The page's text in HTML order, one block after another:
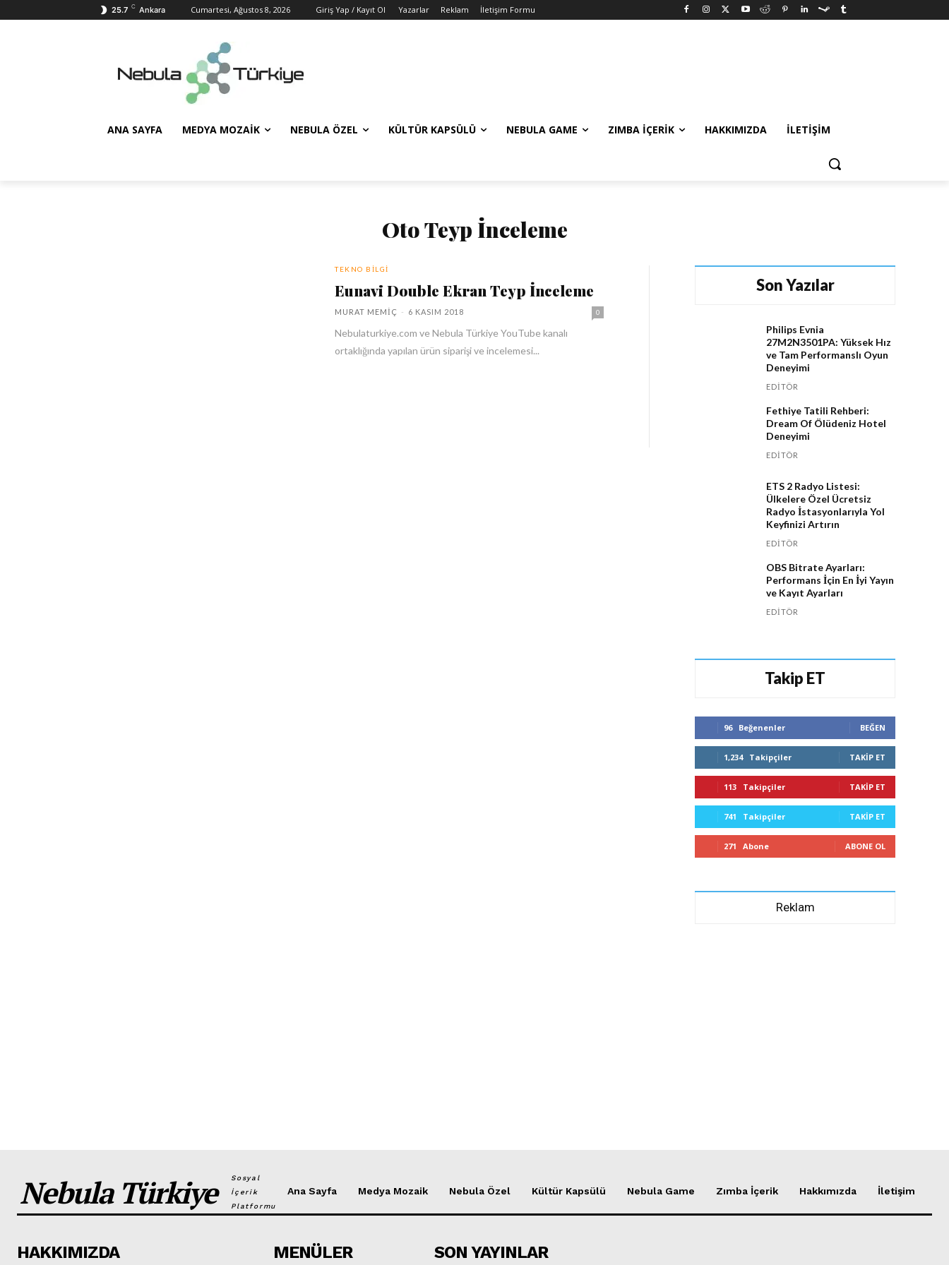
25.7 C Ankara Cumartesi, Ağustos 8, 2026 Giriş Yap / Kayıt Ol Yazarlar Reklam İletişim Formu
ANA SAYFA MEDYA MOZAIK NEBULA ÖZEL KÜLTÜR KAPSÜLÜ NEBULA GAME ZIMBA İÇERIK HAKKIMIZDA İLETIŞIM
Oto Teyp İnceleme
TEKNO BILGI
Eunavi Double Ekran Teyp İnceleme
MURAT MEMIÇ - 6 KASIM 2018 0
Nebulaturkiye.com ve Nebula Türkiye YouTube kanalı
ortaklığında yapılan ürün siparişi ve incelemesi...
Son Yazılar
Philips Evnia
27M2N3501PA: Yüksek Hız
ve Tam Performanslı Oyun
Deneyimi
EDITÖR
Fethiye Tatili Rehberi:
Dream Of Ölüdeniz Hotel
Deneyimi
EDITÖR
ETS 2 Radyo Listesi:
Ülkelere Özel Ücretsiz
Radyo İstasyonlarıyla Yol
Keyfinizi Artırın
EDITÖR
OBS Bitrate Ayarları:
Performans İçin En İyi Yayın
ve Kayıt Ayarları
EDITÖR
Takip ET
96 Beğenenler BEĞEN
1,234 Takipçiler TAKIP ET
113 Takipçiler TAKIP ET
741 Takipçiler TAKIP ET
271 Abone ABONE OL
Reklam
Nebula Türkiye
Sosyal
İçerik
Platformu
Ana Sayfa Medya Mozaik Nebula Özel Kültür Kapsülü Nebula Game Zımba İçerik Hakkımızda İletişim
HAKKIMIZDA MENÜLER SON YAYINLAR